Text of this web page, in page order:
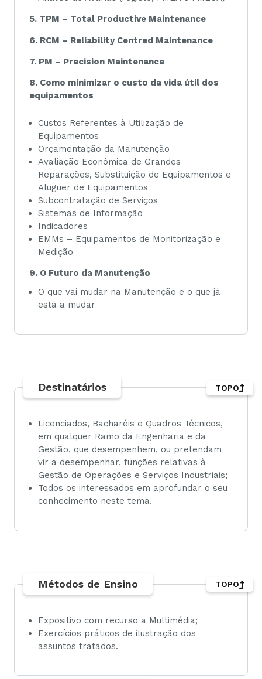
5. TPM – Total Productive Maintenance
6. RCM – Reliability Centred Maintenance
7. PM – Precision Maintenance
8. Como minimizar o custo da vida útil dos
equipamentos
Custos Referentes à Utilização de
Equipamentos
Orçamentação da Manutenção
Avaliação Económica de Grandes
Reparações, Substituição de Equipamentos e
Aluguer de Equipamentos
Subcontratação de Serviços
Sistemas de Informação
Indicadores
EMMs – Equipamentos de Monitorização e
Medição
9. O Futuro da Manutenção
O que vai mudar na Manutenção e o que já
está a mudar
Destinatários
Licenciados, Bacharéis e Quadros Técnicos,
em qualquer Ramo da Engenharia e da
Gestão, que desempenhem, ou pretendam
vir a desempenhar, funções relativas à
Gestão de Operações e Serviços Industriais;
Todos os interessados em aprofundar o seu
conhecimento neste tema.
TOPO
Métodos de Ensino
Expositivo com recurso a Multimédia;
Exercícios práticos de ilustração dos
assuntos tratados.
TOPO